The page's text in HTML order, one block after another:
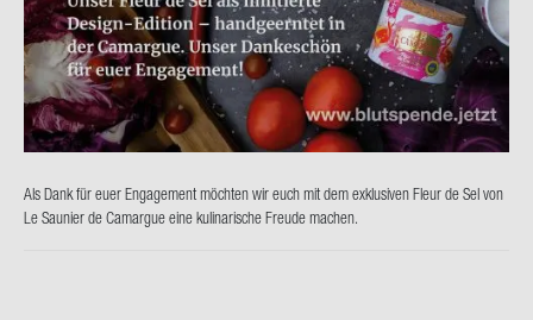
Als Dank für euer En­ga­ge­ment möch­ten wir euch mit dem ex­klu­si­ven Fleur de Sel von
Le Sau­nier de Ca­mar­gue eine ku­li­na­ri­sche Freu­de ma­chen.